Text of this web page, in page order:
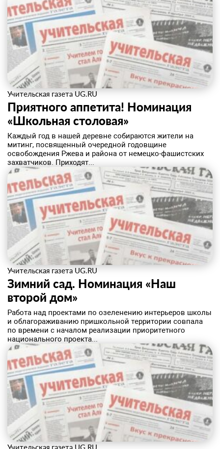
Учительская газета UG.RU
Приятного аппетита! Номинация
«Школьная столовая»
Каждый год в нашей деревне собираются жители на
митинг, посвященный очередной годовщине
освобождения Ржева и района от немецко-фашистских
захватчиков. Приходят...
Учительская газета UG.RU
Зимний сад. Номинация «Наш
второй дом»
Работа над проектами по озеленению интерьеров школы
и облагораживанию пришкольной территории совпала
по времени с началом реализации приоритетного
национального проекта...
Учительская газета UG.RU